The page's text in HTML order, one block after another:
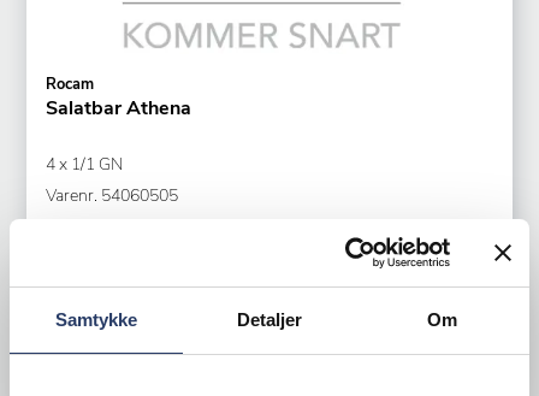
Samtykke Detaljer Om
Rocam
Salatbar Athena
4 x 1/1 GN
Varenr. 54060505